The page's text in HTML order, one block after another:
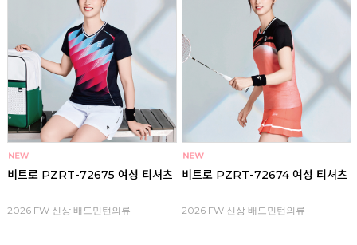
비트로 PZRT-72675 여성 티셔츠
2026 FW 신상 배드민턴의류
비트로 PZRT-72674 여성 티셔츠
2026 FW 신상 배드민턴의류